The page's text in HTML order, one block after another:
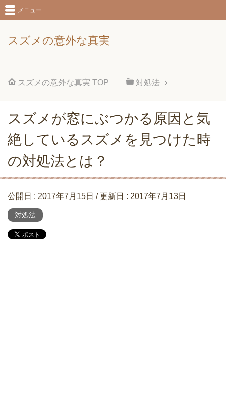
スズメの意外な真実
メニュー
スズメの意外な真実 TOP 対処法
スズメが窓にぶつかる原因と気
絶しているスズメを見つけた時
の対処法とは？
公開日 : 2017年7月15日 / 更新日 : 2017年7月13日
対処法